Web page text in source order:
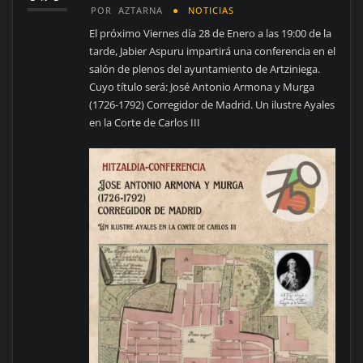
POR AZTARNA NOTICIAS
El próximo Viernes día 28 de Enero a las 19:00 de la
tarde, Jabier Aspuru impartirá una conferencia en el
salón de plenos del ayuntamiento de Artziniega.
Cuyo título será: José Antonio Armona y Murga
(1726-1792) Corregidor de Madrid. Un ilustre Ayales
en la Corte de Carlos III